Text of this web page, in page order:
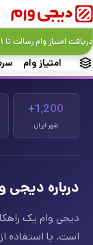
امتیاز وام
دریافت امتیاز وام رسالت تا ۱ میلیارد تومان
1,200+
شهر ایران
درباره دیجی
دیجی وام یک
است. با استفاده